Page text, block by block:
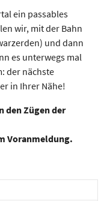
ein passables
wir, mit der Bahn
und dann
es unterwegs mal
der nächste
in Ihrer Nähe!
den Zügen der
Voranmeldung.